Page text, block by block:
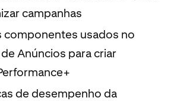
campanhas
componentes usados no
Anúncios para criar
de desempenho da